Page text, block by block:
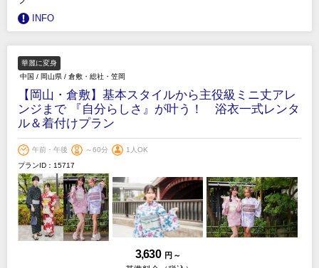
INFO
華麗に変身
中国 / 岡山県 / 倉敷・総社・笠岡
【岡山・倉敷】基本スタイルから主役級ミニ丈アレ
ンジまで 『自分らしさ』が叶う！ 浴衣一式レンタ
ル＆着付けプラン
午前・午後 ～60分
1人OK
プランID：15717
3,630 円 ～